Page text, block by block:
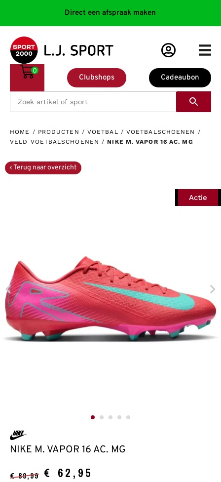
Direct een afspraak maken
Cadeaubon
Clubshops
0
HOME / PRODUCTEN / VOETBAL / VOETBALSCHOENEN /
VELD VOETBALSCHOENEN /NIKE M. VAPOR 16 AC. MG
Actie
NIKE M. VAPOR 16 AC. MG
€ 62,95
€89,99